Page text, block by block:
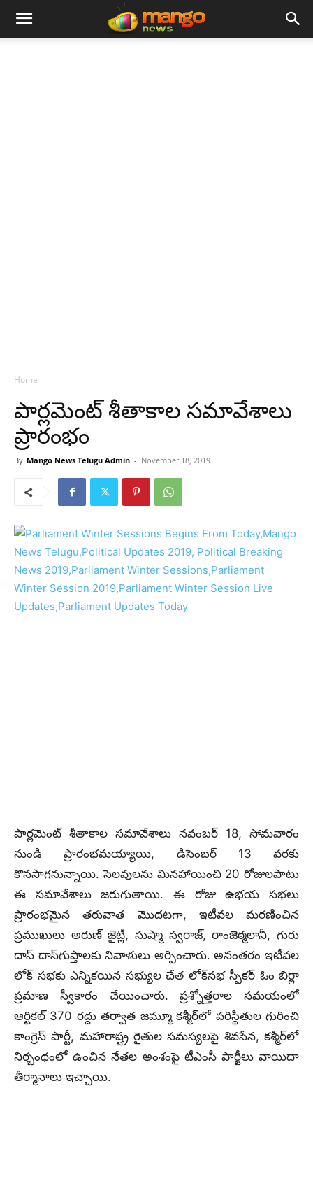
Home
పార్లమెంట్‌ శీతాకాల సమావేశాలు
ప్రారంభం
By Mango News Telugu Admin - November 18, 2019
పార్లమెంట్‌ శీతాకాల సమావేశాలు నవంబర్ 18, సోమవారం
నుండి ప్రారంభమయ్యాయి, డిసెంబర్‌ 13 వరకు
కొనసాగనున్నాయి. సెలవులను మినహాయించి 20 రోజులపాటు
ఈ సమావేశాలు జరుగుతాయి. ఈ రోజు ఉభయ సభలు
ప్రారంభమైన తరువాత మొదటగా, ఇటీవల మరణించిన
ప్రముఖులు అరుణ్‌ జైట్లీ, సుష్మా స్వరాజ్‌, రాంజెఠ్మలానీ, గురు
దాస్‌ దాస్‌గుప్తాలకు నివాళులు అర్పించారు. అనంతరం ఇటీవల
లోక్ సభకు ఎన్నికయిన సభ్యుల చేత లోక్‌సభ స్పీకర్‌ ఓం బిర్లా
ప్రమాణ స్వీకారం చేయించారు. ప్రశ్నోత్తరాల సమయంలో
ఆర్టికల్‌ 370 రద్దు తర్వాత జమ్మూ కశ్మీర్‌లో పరిస్థితుల గురించి
కాంగ్రెస్ పార్టీ, మహారాష్ట్ర రైతుల సమస్యలపై శివసేన, కశ్మీర్‌లో
నిర్బంధంలో ఉంచిన నేతల అంశంపై టీఎంసీ పార్టీలు వాయిదా
తీర్మానాలు ఇచ్చాయి.